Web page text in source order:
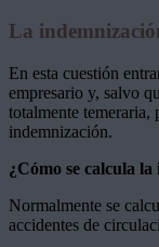
La
En esta cuestión
empresario y, salvo
totalmente temeraria,
indemnización.
¿Cómo se calcula
Normalmente se
accidentes de